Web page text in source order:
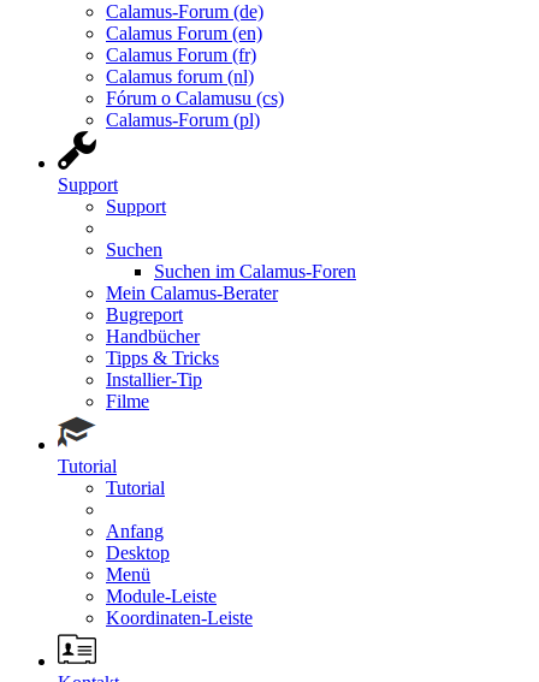
Calamus-Forum (de)
Calamus Forum (en)
Calamus Forum (fr)
Calamus forum (nl)
Fórum o Calamusu (cs)
Calamus-Forum (pl)
Support
Support
Suchen
Suchen im Calamus-Foren
Mein Calamus-Berater
Bugreport
Handbücher
Tipps & Tricks
Installier-Tip
Filme
Tutorial
Tutorial
Anfang
Desktop
Menü
Module-Leiste
Koordinaten-Leiste